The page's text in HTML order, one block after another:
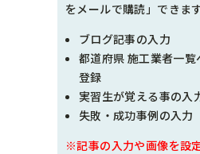
土木設計
現場問題点
その他
をメールで購読」できます
ブログ記事の入力
都道府県 施工業者一覧
登録
実習生が覚える事の入
失敗・成功事例の入力
※記事の入力や画像を設